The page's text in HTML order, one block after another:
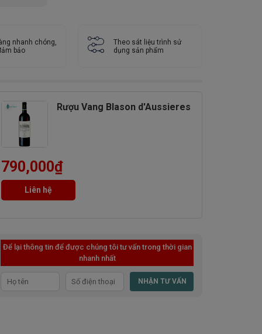
nhanh chóng,
bảo
Theo sát liệu trình sử
dụng sản phẩm
Rượu Vang Blason d'Aussieres
790,000₫
Liên hệ
Để lại thông tin để được chúng tôi tư vấn trong thời gian
nhanh nhất